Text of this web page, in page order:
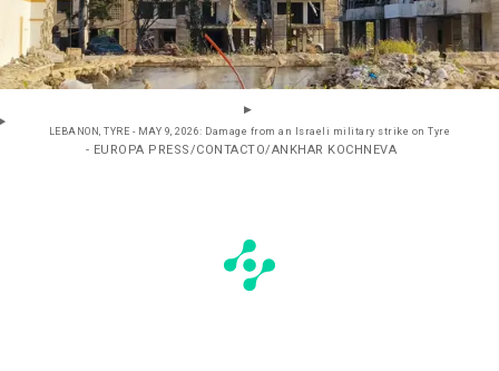
LEBANON, TYRE - MAY 9, 2026: Damage from an Israeli military strike on Tyre
- EUROPA PRESS/CONTACTO/ANKHAR KOCHNEVA